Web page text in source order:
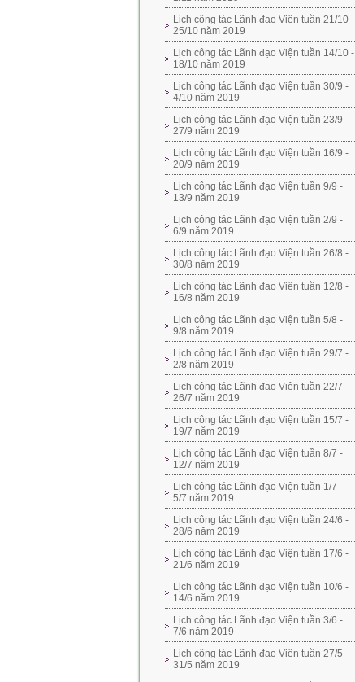
Lịch công tác Lãnh đạo Viện tuần 21/10 -
25/10 năm 2019
Lịch công tác Lãnh đạo Viện tuần 14/10 -
18/10 năm 2019
Lịch công tác Lãnh đạo Viện tuần 30/9 -
4/10 năm 2019
Lịch công tác Lãnh đạo Viện tuần 23/9 -
27/9 năm 2019
Lịch công tác Lãnh đạo Viện tuần 16/9 -
20/9 năm 2019
Lịch công tác Lãnh đạo Viện tuần 9/9 -
13/9 năm 2019
Lịch công tác Lãnh đạo Viện tuần 2/9 -
6/9 năm 2019
Lịch công tác Lãnh đạo Viện tuần 26/8 -
30/8 năm 2019
Lịch công tác Lãnh đạo Viện tuần 12/8 -
16/8 năm 2019
Lịch công tác Lãnh đạo Viện tuần 5/8 -
9/8 năm 2019
Lịch công tác Lãnh đạo Viện tuần 29/7 -
2/8 năm 2019
Lịch công tác Lãnh đạo Viện tuần 22/7 -
26/7 năm 2019
Lịch công tác Lãnh đạo Viện tuần 15/7 -
19/7 năm 2019
Lịch công tác Lãnh đạo Viện tuần 8/7 -
12/7 năm 2019
Lịch công tác Lãnh đạo Viện tuần 1/7 -
5/7 năm 2019
Lịch công tác Lãnh đạo Viện tuần 24/6 -
28/6 năm 2019
Lịch công tác Lãnh đạo Viện tuần 17/6 -
21/6 năm 2019
Lịch công tác Lãnh đạo Viện tuần 10/6 -
14/6 năm 2019
Lịch công tác Lãnh đạo Viện tuần 3/6 -
7/6 năm 2019
Lịch công tác Lãnh đạo Viện tuần 27/5 -
31/5 năm 2019